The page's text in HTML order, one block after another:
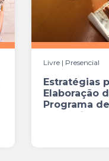
Livre | Presencial
Estratégias
Elaboração
Programa de